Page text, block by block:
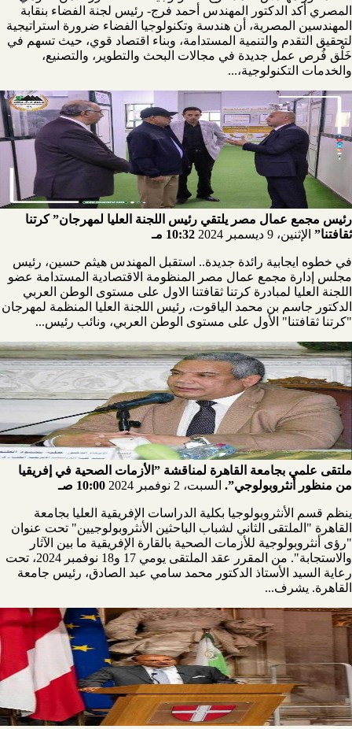
المصري أكد الدكتور المهندس أحمد فرج- رئيس لجنة الفضاء بنقابة
المهندسين المصرية، أن هندسة وتكنولوجيا الفضاء ضرورة استراتيجية
لتحقيق التقدم والتنمية المستدامة، وبناء اقتصاد قوي، حيث تسهم في
خَلْق فُرص عمل جديدة في مجالات البحث والتطوير، والتصنيع،
والخدمات التكنولوجية،...
رئيس مجمع عمال مصر يلتقي رئيس اللجنة العليا لمهرجان” كرتنا
ثقافتنا” الإثنين، 9 ديسمبر 2024 10:32 مـ
في خطوه ايجابية رائدة جديدة.. استقبل المهندس هيثم حسين، رئيس
مجلس إدارة مجمع عمال مصر المنظومة الاقتصادية المستدامة عضو
اللجنة العليا لمبادرة كرتنا ثقافتنا الاول على مستوى الوطن العربي
الدكتور جاسم بن محمد الياقوت، رئيس اللجنة العليا المنظمة لمهرجان
"كرتنا ثقافتنا" الأول على مستوى الوطن العربي، ونائب رئيس...
ملتقى علمي بجامعة القاهرة لمناقشة ”الأزمات الصحية في إفريقيا
من منظور أنثروبولوجي”. السبت، 2 نوفمبر 2024 10:00 صـ
ينظم قسم الأنثروبولوجيا بكلية الدراسات الإفريقية العليا بجامعة
القاهرة "الملتقى الثاني لشباب الباحثين الأنثروبولوجيين" تحت عنوان
"رؤى أنثروبولوجية للأزمات الصحية بالقارة الإفريقية ما بين الآثار
والاستجابة". من المقرر عقد الملتقى يومي 17 و18 نوفمبر 2024، تحت
رعاية السيد الأستاذ الدكتور محمد سامي عبد الصادق، رئيس جامعة
القاهرة. يشرف...